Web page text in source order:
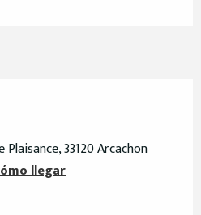
33120 Arcachon
llegar